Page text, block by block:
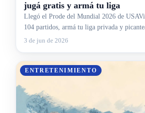
jugá gratis y armá tu liga
Llegó el Prode del Mundial 2026 de
104 partidos, armá tu liga privada y
Gratis, en prode.usavisa.travel.
3 de jun de 2026
ENTRETENIMIENTO